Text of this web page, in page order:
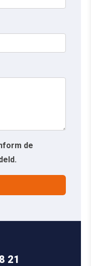
de
21